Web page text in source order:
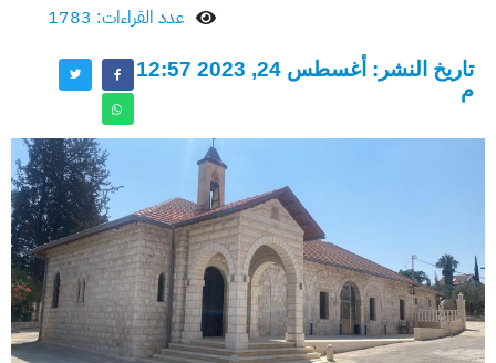
عدد القراءات: 1783
تاريخ النشر: أغسطس 24, 2023 12:57
م